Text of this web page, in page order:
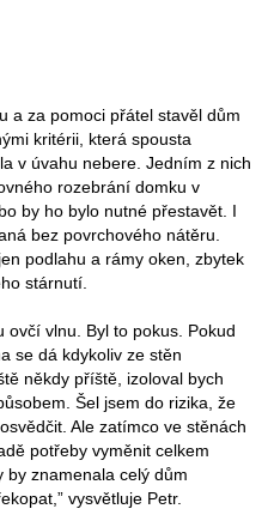
a za pomoci přátel stavěl dům
kritérii, která spousta
v úvahu nebere. Jedním z nich
rozebrání domku v
by ho bylo nutné přestavět. I
bez povrchového nátěru.
podlahu a rámy oken, zbytek
stárnutí.
ovčí vlnu. Byl to pokus. Pokud
se dá kdykoliv ze stěn
někdy příště, izoloval bych
Šel jsem do rizika, že
Ale zatímco ve stěnách
potřeby vyměnit celkem
by znamenala celý dům
vysvětluje Petr.